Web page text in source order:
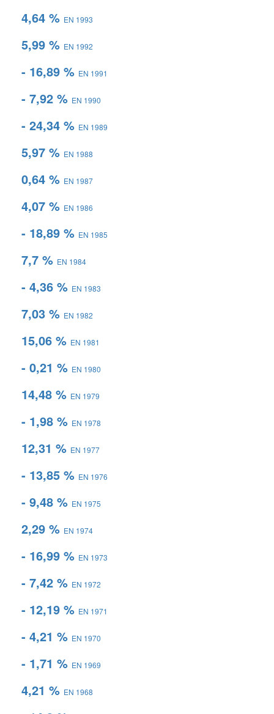
4,64 % EN 1993
5,99 % EN 1992
- 16,89 % EN 1991
- 7,92 % EN 1990
- 24,34 % EN 1989
5,97 % EN 1988
0,64 % EN 1987
4,07 % EN 1986
- 18,89 % EN 1985
7,7 % EN 1984
- 4,36 % EN 1983
7,03 % EN 1982
15,06 % EN 1981
- 0,21 % EN 1980
14,48 % EN 1979
- 1,98 % EN 1978
12,31 % EN 1977
- 13,85 % EN 1976
- 9,48 % EN 1975
2,29 % EN 1974
- 16,99 % EN 1973
- 7,42 % EN 1972
- 12,19 % EN 1971
- 4,21 % EN 1970
- 1,71 % EN 1969
4,21 % EN 1968